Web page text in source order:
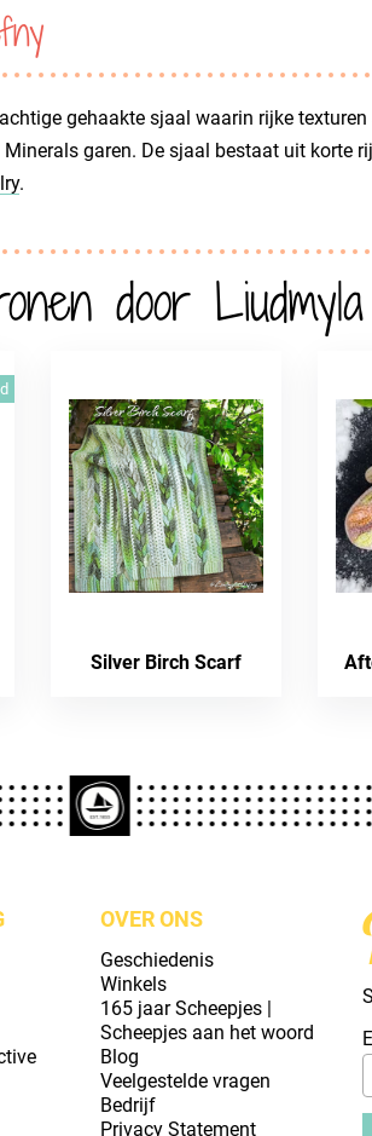
gehaakte sjaal waarin rijke
Minerals garen. De sjaal bestaat uit korte
.
door
Silver Birch Scarf
OVER ONS
Geschiedenis
Winkels
165 jaar Scheepjes |
Scheepjes aan het woord
Blog
Veelgestelde vragen
Bedrijf
Privacy Statement